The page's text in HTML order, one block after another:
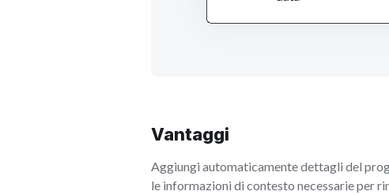
Vantaggi
Aggiungi automaticamente dettagli del
le informazioni di contesto necessarie per